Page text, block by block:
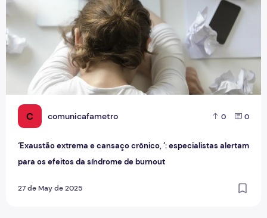
C comunicafametro 0 0
‘Exaustão extrema e cansaço crônico, ’: especialistas alertam
para os efeitos da síndrome de burnout
27 de May de 2025